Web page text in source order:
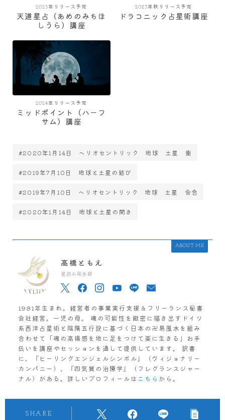
2025年リリース予定
天道星占（あめのみちほ
しうら）講座
2023年秋リリース予定
ドラコニック占星術講座
2024年リリース予定
ミッドポイント（ハーフ
サム）講座
#2020年1月14日 ヘリオセントリック 地球 土星 衝
#2019年7月10日 地球と土星の結び
#2019年7月10日 ヘリオセントリック 地球 土星 会合
#2020年1月14日 地球と土星の開き
ABOUT ME
高橋ともえ
星読み風水師
1981年生まれ。経営者の事業実行支援＆フリーランス秘書
会社経営。一児の母。 魂の可能性を緻密に描き出すドイツ
系西洋占星術と陰陽五行説に基づく日本の卍易風水を組み
合わせて「魂の高揚感を地に足をつけて楽に生きる」お手
伝いを講座やセッションを通して提供しています。 訳書
に、『ヒーリングエンジェルシンボル』（ヴィジョナリー
カンパニー）、『四気質の治療学』（フレグランスジャー
ナル）がある。詳しいプロフィールは こちら から。
SHARE